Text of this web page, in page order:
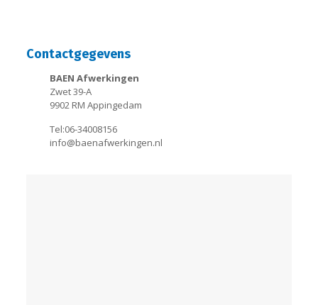
Contactgegevens
BAEN Afwerkingen
Zwet 39-A
9902 RM Appingedam
Tel:06-34008156
info@baenafwerkingen.nl